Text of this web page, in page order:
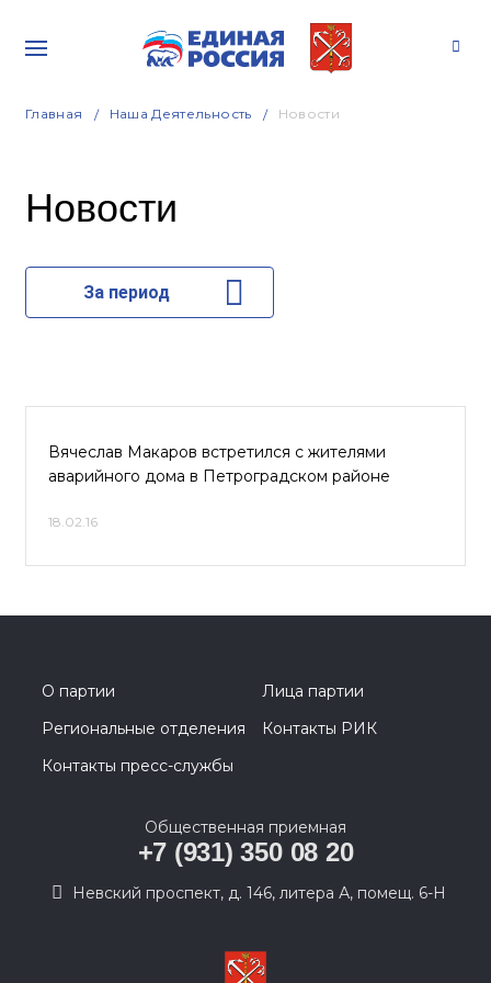
Главная Наша Деятельность Новости
Новости
За период
Вячеслав Макаров встретился с жителями
аварийного дома в Петроградском районе
18.02.16
О партии
Лица партии
Региональные отделения
Контакты РИК
Контакты пресс-службы
Общественная приемная
+7 (931) 350 08 20
Невский проспект, д. 146, литера А, помещ. 6-Н